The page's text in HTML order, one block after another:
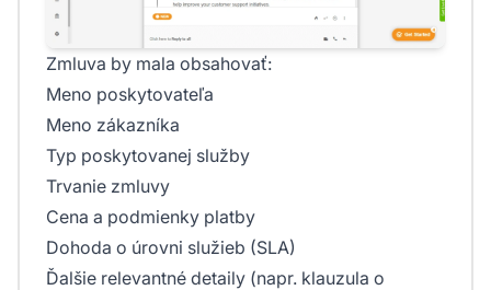
Zmluva by mala obsahovať:
Meno poskytovateľa
Meno zákazníka
Typ poskytovanej služby
Trvanie zmluvy
Cena a podmienky platby
Dohoda o úrovni služieb (SLA)
Ďalšie relevantné detaily (napr. klauzula o